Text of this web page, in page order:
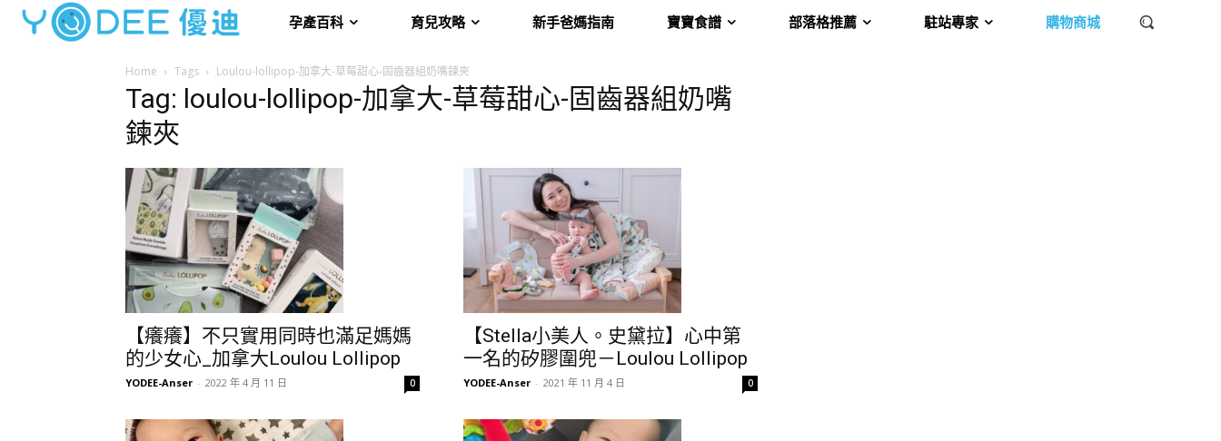
孕產百科 育兒攻略 新手爸媽指南 寶寶食譜 部落格推薦 駐站專家 購物商城
Home Tags Loulou-lollipop-加拿大-草莓甜心-固齒器組奶嘴鍊夾
Tag: loulou-lollipop-加拿大-草莓甜心-固齒器組奶嘴
鍊夾
【癢癢】不只實用同時也滿足媽媽
的少女心_加拿大Loulou Lollipop
YODEE-Anser - 2022 年 4 月 11 日 0
【Stella小美人。史黛拉】心中第
一名的矽膠圍兜－Loulou Lollipop
YODEE-Anser - 2021 年 11 月 4 日 0